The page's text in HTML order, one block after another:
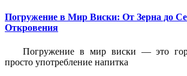
Погружение в Мир Виски: От Зерна до
Откровения
Погружение в мир виски — это
просто употребление напитка